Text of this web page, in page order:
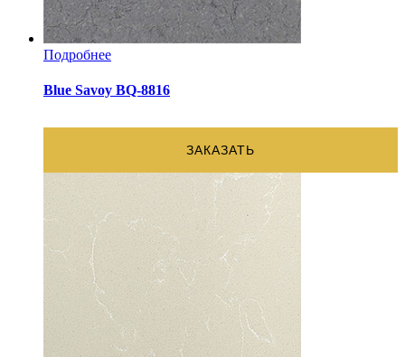
Подробнее
Blue Savoy BQ-8816
ЗАКАЗАТЬ